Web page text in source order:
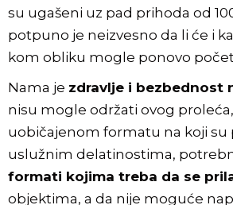
su ugašeni uz pad prihoda od
potpuno je neizvesno da li će i
kom obliku mogle ponovo
Nama je zdravlje i bezbednost
nisu mogle održati ovog
uobičajenom formatu na koji su
uslužnim delatinostima,
formati kojima treba da se
objektima, a da nije moguće